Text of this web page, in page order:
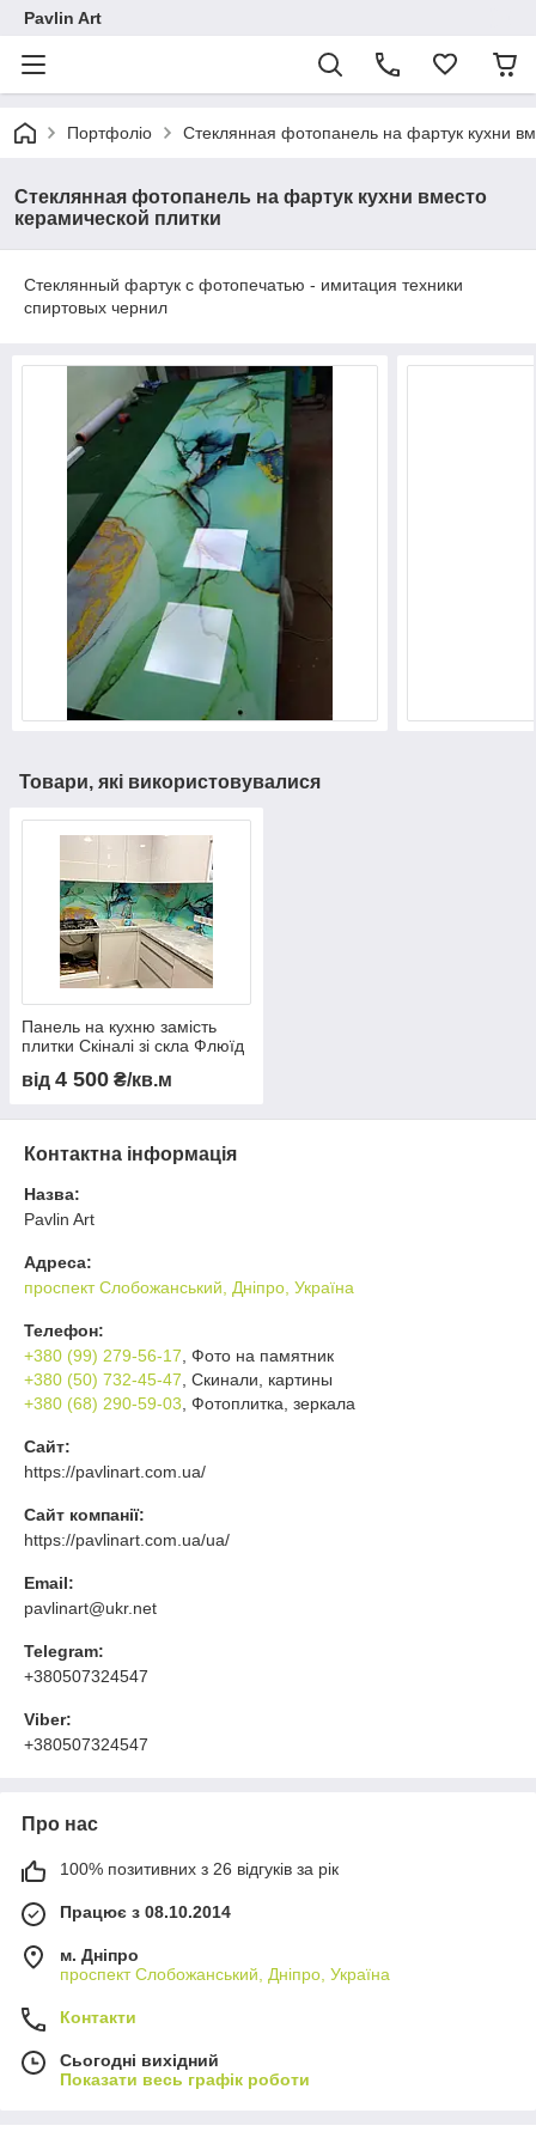
Pavlin Art
Портфоліо Стеклянная фотопанель на фартук кухни
Стеклянная фотопанель на фартук кухни вместо
керамической плитки
Стеклянный фартук с фотопечатью - имитация техники
спиртовых чернил
Товари, які використовувалися
Панель на кухню замість
плитки Скіналі зі скла Флюїд
від 4 500 ₴/кв.м
Контактна інформація
Назва:
Pavlin Art
Адреса:
проспект Слобожанський, Дніпро, Україна
Телефон:
+380 (99) 279-56-17 , Фото на памятник
+380 (50) 732-45-47 , Скинали, картины
+380 (68) 290-59-03 , Фотоплитка, зеркала
Сайт:
https://pavlinart.com.ua/
Сайт компанії:
https://pavlinart.com.ua/ua/
Email:
pavlinart@ukr.net
Telegram:
+380507324547
Viber:
+380507324547
Про нас
100% позитивних з 26 відгуків за рік
Працює з 08.10.2014
м. Дніпро
проспект Слобожанський, Дніпро, Україна
Контакти
Сьогодні вихідний
Показати весь графік роботи